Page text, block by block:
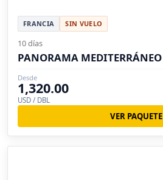
FRANCIA SIN VUELO
10 días
PANORAMA MEDITERRÁNEO
Desde
1,320.00
USD / DBL
VER PAQUETE